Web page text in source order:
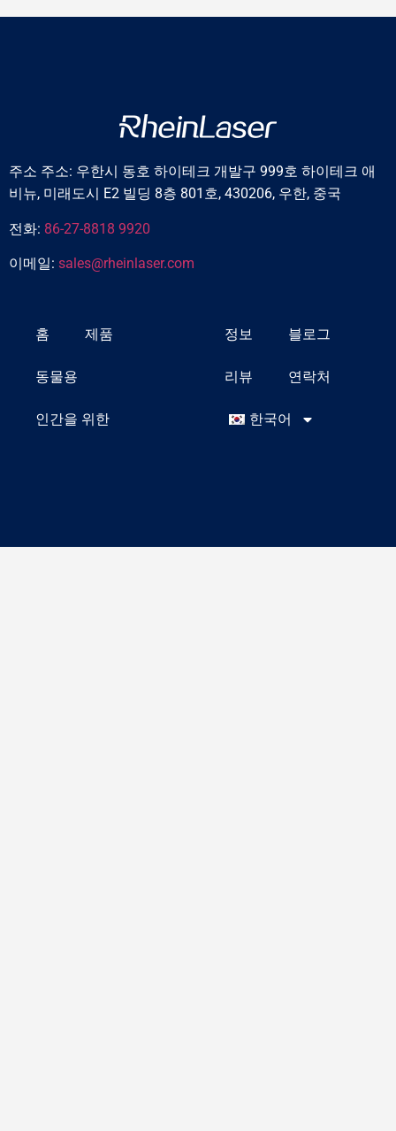
주소 주소: 우한시 동호 하이테크 개발구 999호 하이테크 애
비뉴, 미래도시 E2 빌딩 8층 801호, 430206, 우한, 중국
전화: 86-27-8818 9920
이메일: sales@rheinlaser.com
홈 제품
동물용
인간을 위한
정보 블로그
리뷰 연락처
한국어